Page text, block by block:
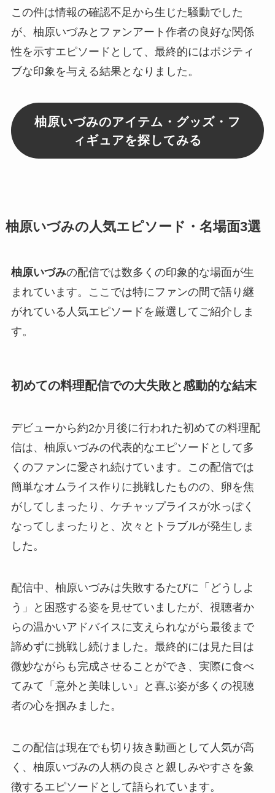
この件は情報の確認不足から生じた騒動でした
が、柚原いづみとファンアート作者の良好な関係
性を示すエピソードとして、最終的にはポジティ
ブな印象を与える結果となりました。
柚原いづみのアイテム・グッズ・フ
ィギュアを探してみる
柚原いづみの人気エピソード・名場面3選
柚原いづみの配信では数多くの印象的な場面が生
まれています。ここでは特にファンの間で語り継
がれている人気エピソードを厳選してご紹介しま
す。
初めての料理配信での大失敗と感動的な結末
デビューから約2か月後に行われた初めての料理配
信は、柚原いづみの代表的なエピソードとして多
くのファンに愛され続けています。この配信では
簡単なオムライス作りに挑戦したものの、卵を焦
がしてしまったり、ケチャップライスが水っぽく
なってしまったりと、次々とトラブルが発生しま
した。
配信中、柚原いづみは失敗するたびに「どうしよ
う」と困惑する姿を見せていましたが、視聴者か
らの温かいアドバイスに支えられながら最後まで
諦めずに挑戦し続けました。最終的には見た目は
微妙ながらも完成させることができ、実際に食べ
てみて「意外と美味しい」と喜ぶ姿が多くの視聴
者の心を掴みました。
この配信は現在でも切り抜き動画として人気が高
く、柚原いづみの人柄の良さと親しみやすさを象
徴するエピソードとして語られています。